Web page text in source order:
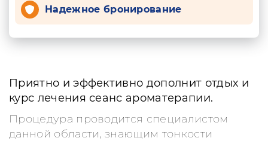
Надежное бронирование
Приятно и эффективно дополнит отдых и
курс лечения сеанс ароматерапии.
Процедура проводится специалистом
данной области, знающим тонкости